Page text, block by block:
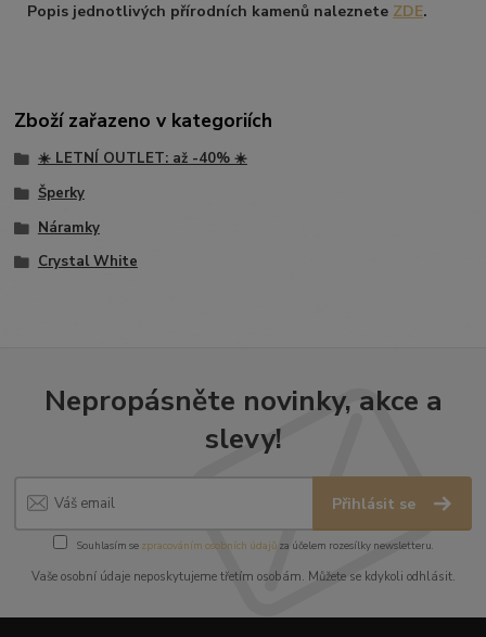
Popis jednotlivých přírodních kamenů naleznete ZDE.
Zboží zařazeno v kategoriích
☀️ LETNÍ OUTLET: až -40% ☀️
Šperky
Náramky
Crystal White
Nepropásněte novinky, akce a
slevy!
Přihlásit se
Souhlasím se zpracováním osobních údajůza účelem rozesílky newsletteru.
Vaše osobní údaje neposkytujeme třetím osobám. Můžete se kdykoli odhlásit.